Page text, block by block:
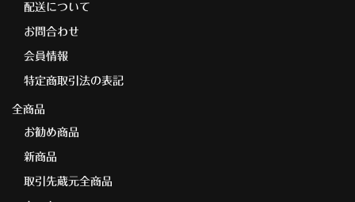
配送について
お問合わせ
会員情報
特定商取引法の表記
全商品
お勧め商品
新商品
取引先蔵元全商品